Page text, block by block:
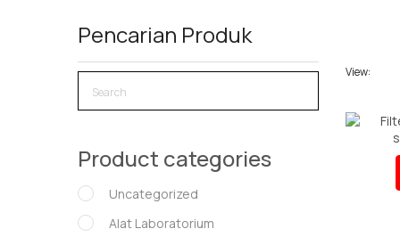
Pencarian Produk
Product categories
Uncategorized
Alat Laboratorium
View: